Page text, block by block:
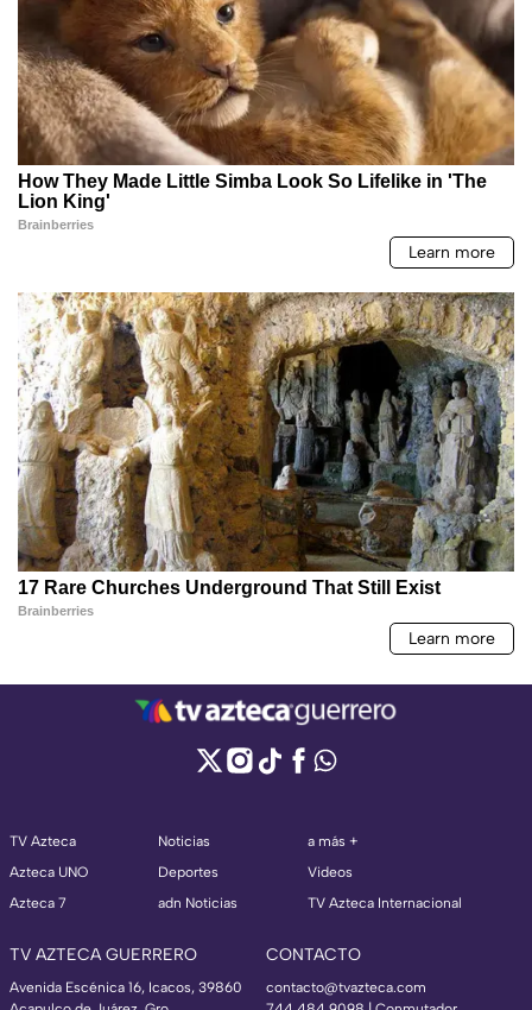
TV Azteca
Azteca UNO
Azteca 7
Noticias
Deportes
adn Noticias
a más +
Videos
TV Azteca Internacional
TV AZTECA GUERRERO
Avenida Escénica 16, Icacos, 39860
CONTACTO
contacto@tvazteca.com